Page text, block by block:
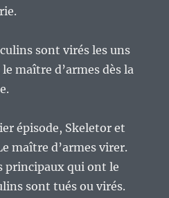
sont virés les uns
maître d’armes dès la
épisode, Skeletor et
maître d’armes virer.
principaux qui ont le
sont tués ou virés.